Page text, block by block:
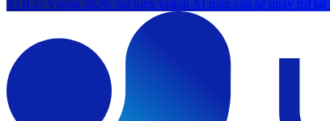
YOLO Vision 2026: Sự kiện vision AI toàn cầu sẽ quay trở